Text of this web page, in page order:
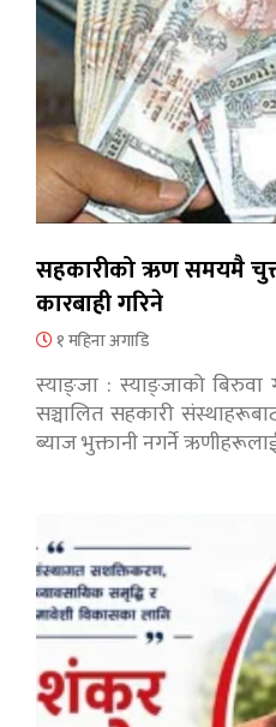
सहकारीको ऋण समयमै
कारबाही गरिने
१ महिना अगाडि
स्याङ्जा : स्याङ्जाको बिरुवा
सञ्चालित सहकारी
ब्याज भुक्तानी नगर्ने